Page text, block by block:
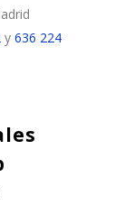
y 636 224